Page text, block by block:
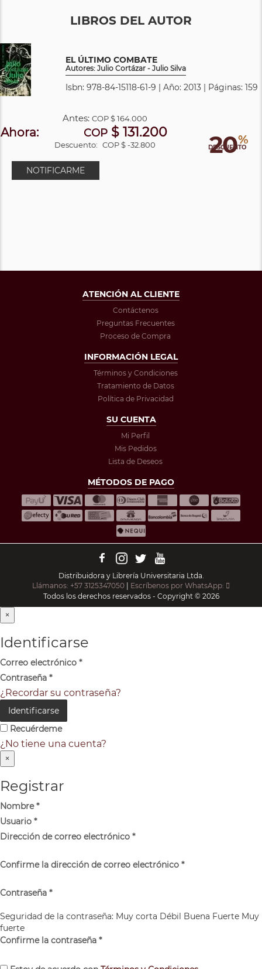
LIBROS DEL AUTOR
EL ÚLTIMO COMBATE
Autores: Julio Cortázar - Julio Silva
Isbn: 978-84-15118-61-9 | Año: 2013 | Páginas: 159
20%
DESCUENTO
Antes: COP$ 164.000
Ahora: COP$ 131.200
Descuento: COP $ -32.800
NOTIFICARME
ATENCIÓN AL CLIENTE
Contáctenos
Preguntas Frecuentes
Proceso de Compra
INFORMACIÓN LEGAL
Términos y Condiciones
Tratamiento de Datos
Política de Privacidad
SU CUENTA
Mi Perfil
Mis Pedidos
Lista de Deseos
MÉTODOS DE PAGO
Distribuidora y Librería Universitaria Ltda.
Llámanos: +57 3125347050 | Escríbenos por WhatsApp:
Todos los derechos reservados - Copyright © 2026
×
Identificarse
Correo electrónico *
Contraseña *
¿Recordar su contraseña?
Identificarse
Recuérdeme
¿No tiene una cuenta?
×
Registrar
Nombre*
Usuario *
Dirección de correo electrónico *
Confirme la dirección de correo electrónico *
Contraseña *
Seguridad de la contraseña: Muy corta Débil Buena Fuerte Muy
fuerte
Confirme la contraseña *